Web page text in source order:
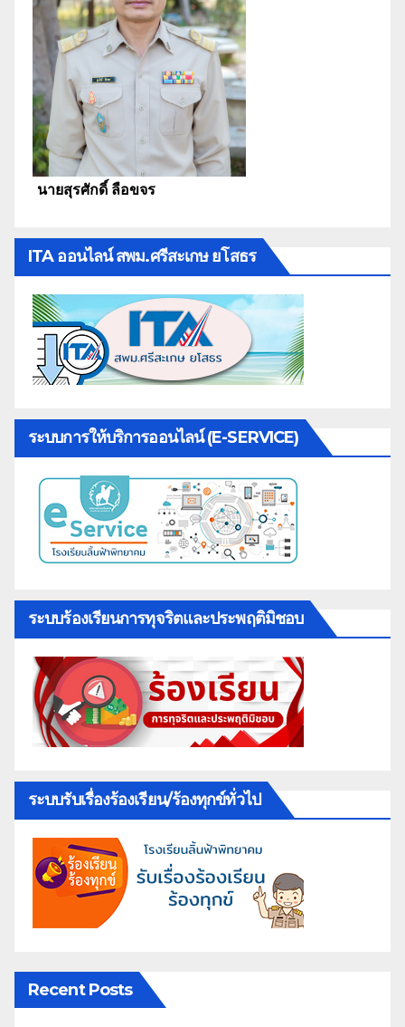
นายสุรศักดิ์ ลือขจร
ITA ออนไลน์ สพม.ศรีสะเกษ ยโสธร
ระบบการให้บริการออนไลน์ (E-SERVICE)
ระบบร้องเรียนการทุจริตและประพฤติมิชอบ
ระบบรับเรื่องร้องเรียน/ร้องทุกข์ทั่วไป
Recent Posts